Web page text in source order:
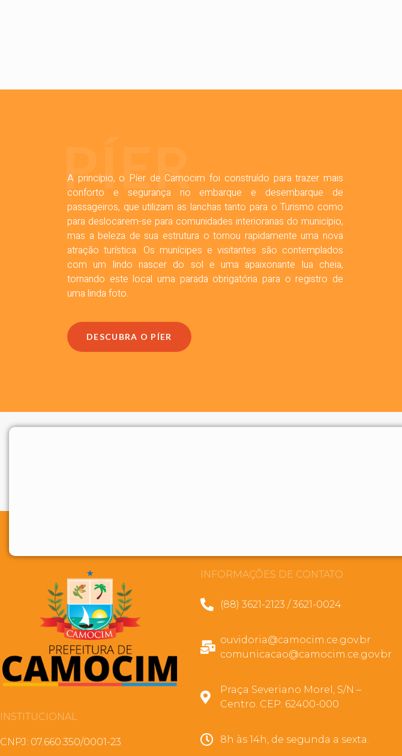
PÍER
A princípio, o Píer de Camocim foi construído para trazer mais
conforto e segurança no embarque e desembarque de
passageiros, que utilizam as lanchas tanto para o Turismo como
para deslocarem-se para comunidades interioranas do município,
mas a beleza de sua estrutura o tornou rapidamente uma nova
atração turística. Os munícipes e visitantes são contemplados
com um lindo nascer do sol e uma apaixonante lua cheia,
tornando este local uma parada obrigatória para o registro de
uma linda foto.
DESCUBRA O PÍER
INSTITUCIONAL
CNPJ: 07.660.350/0001-23
INFORMAÇÕES DE CONTATO
(88) 3621-2123 / 3621-0024
ouvidoria@camocim.ce.gov.br
comunicacao@camocim.ce.gov.br
Praça Severiano Morel, S/N –
Centro. CEP: 62400-000
8h às 14h, de segunda a sexta.